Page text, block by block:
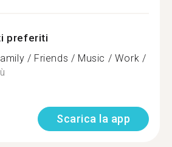
preferiti
/ Friends / Music / Work /
Scarica la app